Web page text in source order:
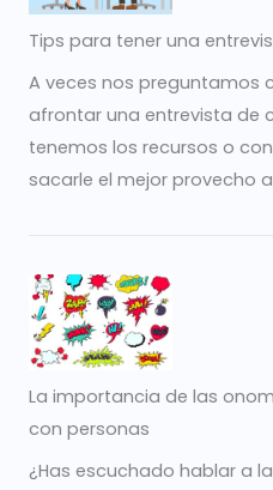
Tips para tener una
A veces nos preguntamos
afrontar una entrevista de
tenemos los recursos o
sacarle el mejor provecho
La importancia de las
con personas
¿Has escuchado hablar a